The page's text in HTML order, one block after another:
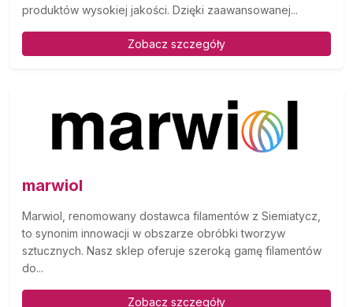
produktów wysokiej jakości. Dzięki zaawansowanej...
Zobacz szczegóły
marwiol
Marwiol, renomowany dostawca filamentów z Siemiatycz,
to synonim innowacji w obszarze obróbki tworzyw
sztucznych. Nasz sklep oferuje szeroką gamę filamentów
do...
Zobacz szczegóły